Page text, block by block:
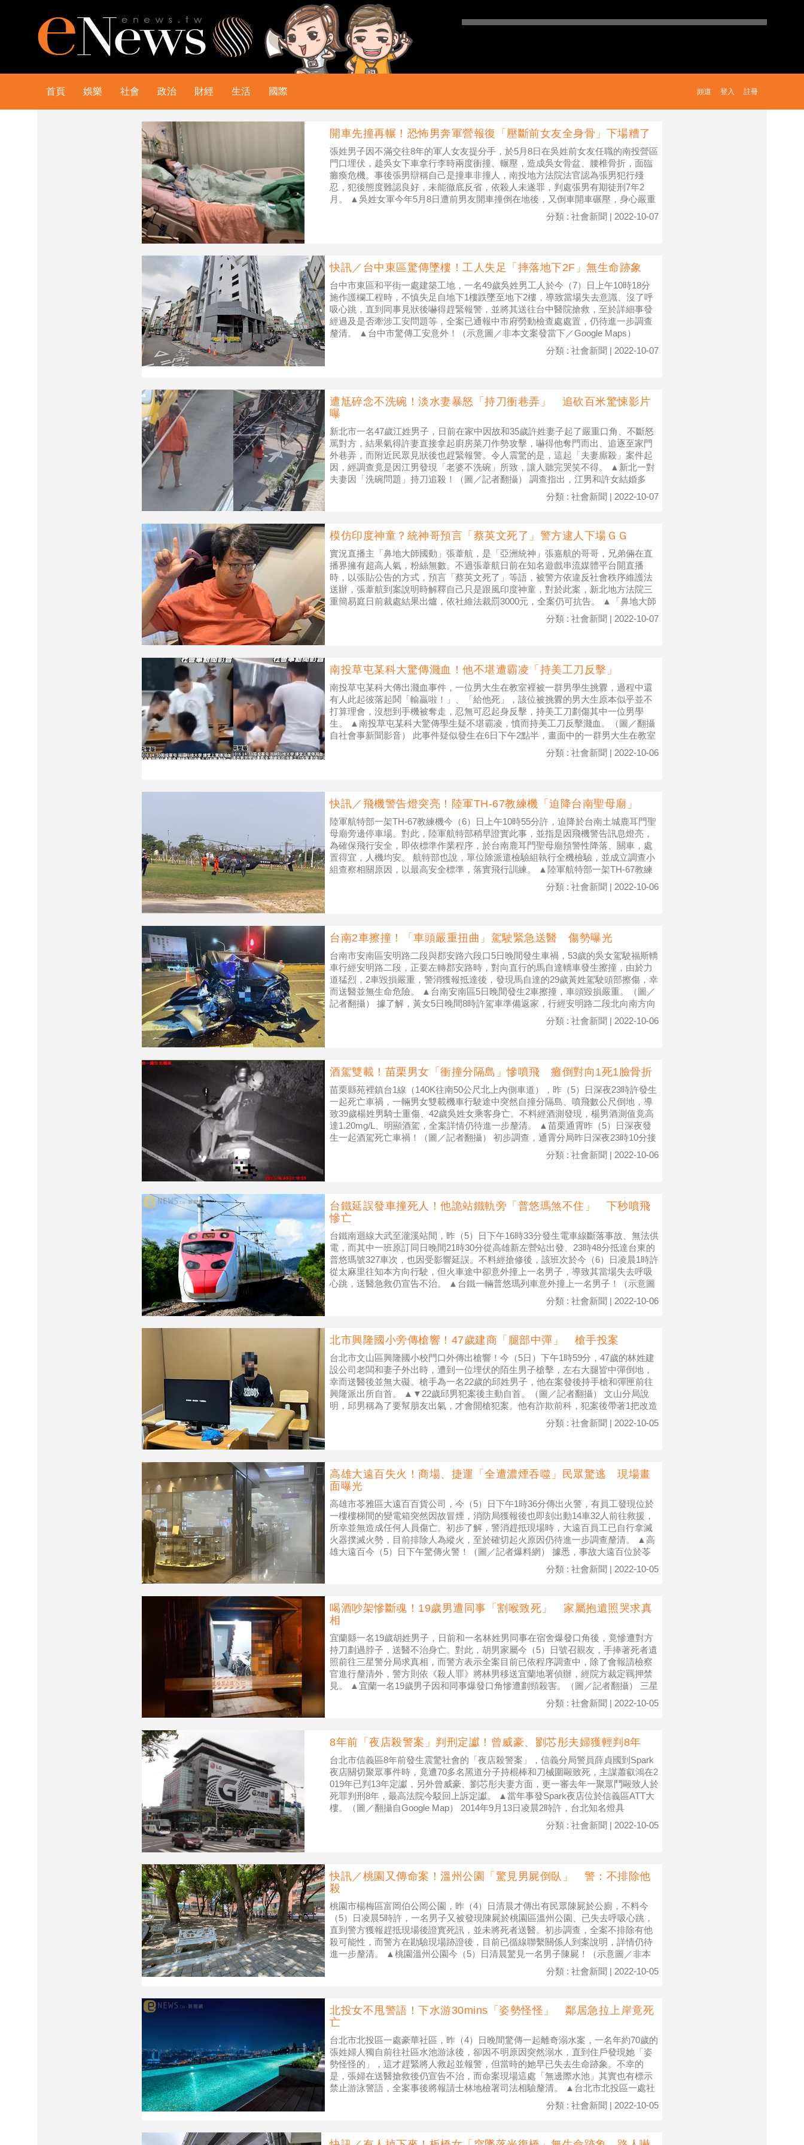
首頁 娛樂 社會 政治 財經 生活 國際 註冊
登入
頻道
開車先撞再輾！恐怖男奔軍營報復「壓斷前女友全身骨」下場糟了
張姓男子因不滿交往8年的軍人女友提分手，於5月8日在吳姓前女友任職的南投營區
門口埋伏，趁吳女下車拿行李時兩度衝撞、輾壓，造成吳女骨盆、腰椎骨折，面臨
癱瘓危機。事後張男辯稱自己是撞車非撞人，南投地方法院法官認為張男犯行殘
忍，犯後態度難認良好，未能徹底反省，依殺人未遂罪，判處張男有期徒刑7年2
月。 ▲吳姓女軍今年5月8日遭前男友開車撞倒在地後，又倒車開車碾壓，身心嚴重
分類 : 社會新聞 | 2022-10-07
快訊／台中東區驚傳墜樓！工人失足「摔落地下2F」無生命跡象
台中市東區和平街一處建築工地，一名49歲吳姓男工人於今（7）日上午10時18分
施作護欄工程時，不慎失足自地下1樓跌墜至地下2樓，導致當場失去意識、沒了呼
吸心跳，直到同事見狀後嚇得趕緊報警，並將其送往台中醫院搶救，至於詳細事發
經過及是否牽涉工安問題等，全案已通報中市府勞動檢查處處置，仍待進一步調查
釐清。 ▲台中市驚傳工安意外！（示意圖／非本文案發當下／Google Maps）
分類 : 社會新聞 | 2022-10-07
遭尪碎念不洗碗！淡水妻暴怒「持刀衝巷弄」 追砍百米驚悚影片
曝
新北市一名47歲江姓男子，日前在家中因故和35歲許姓妻子起了嚴重口角、不斷怒
罵對方，結果氣得許妻直接拿起廚房菜刀作勢攻擊，嚇得他奪門而出、追逐至家門
外巷弄，而附近民眾見狀後也趕緊報警。令人震驚的是，這起「夫妻廝殺」案件起
因，經調查竟是因江男發現「老婆不洗碗」所致，讓人聽完哭笑不得。 ▲新北一對
夫妻因「洗碗問題」持刀追殺！（圖／記者翻攝） 調查指出，江男和許女結婚多
分類 : 社會新聞 | 2022-10-07
模仿印度神童？統神哥預言「蔡英文死了」警方逮人下場ＧＧ
實況直播主「鼻地大師國動」張葦航，是「亞洲統神」張嘉航的哥哥，兄弟倆在直
播界擁有超高人氣，粉絲無數。不過張葦航日前在知名遊戲串流媒體平台開直播
時，以張貼公告的方式，預言「蔡英文死了」等語，被警方依違反社會秩序維護法
送辦，張葦航到案說明時解釋自己只是跟風印度神童，對於此案，新北地方法院三
重簡易庭日前裁處結果出爐，依社維法裁罰3000元，全案仍可抗告。 ▲「鼻地大師
分類 : 社會新聞 | 2022-10-07
南投草屯某科大驚傳濺血！他不堪遭霸凌「持美工刀反擊」
南投草屯某科大傳出濺血事件，一位男大生在教室裡被一群男學生挑釁，過程中還
有人此起彼落起鬨「輸贏啦！」、「給他死」，該位被挑釁的男大生原本似乎並不
打算理會，沒想到手機被奪走，忍無可忍起身反擊，持美工刀劃傷其中一位男學
生。 ▲南投草屯某科大驚傳學生疑不堪霸凌，憤而持美工刀反擊濺血。（圖／翻攝
自社會事新聞影音） 此事件疑似發生在6日下午2點半，畫面中的一群男大生在教室
分類 : 社會新聞 | 2022-10-06
快訊／飛機警告燈突亮！陸軍TH-67教練機「迫降台南聖母廟」
陸軍航特部一架TH-67教練機今（6）日上午10時55分許，迫降於台南土城鹿耳門聖
母廟旁邊停車場。對此，陸軍航特部稍早證實此事，並指是因飛機警告訊息燈亮，
為確保飛行安全，即依標準作業程序，於台南鹿耳門聖母廟預警性降落、關車，處
置得宜，人機均安。 航特部也說，單位除派遣檢驗組執行全機檢驗，並成立調查小
組查察相關原因，以最高安全標準，落實飛行訓練。 ▲陸軍航特部一架TH-67教練
分類 : 社會新聞 | 2022-10-06
台南2車擦撞！「車頭嚴重扭曲」駕駛緊急送醫 傷勢曝光
台南市安南區安明路二段與郡安路六段口5日晚間發生車禍，53歲的吳女駕駛福斯轎
車行經安明路二段，正要左轉郡安路時，對向直行的馬自達轎車發生擦撞，由於力
道猛烈，2車毀損嚴重，警消獲報抵達後，發現馬自達的29歲黃姓駕駛頭部擦傷，幸
而送醫並無生命危險。 ▲台南安南區5日晚間發生2車擦撞，車頭毀損嚴重。（圖／
記者翻攝） 據了解，黃女5日晚間8時許駕車準備返家，行經安明路二段北向南方向
分類 : 社會新聞 | 2022-10-06
酒駕雙載！苗栗男女「衝撞分隔島」慘噴飛 癱倒對向1死1臉骨折
苗栗縣苑裡鎮台1線（140K往南50公尺北上內側車道），昨（5）日深夜23時許發生
一起死亡車禍，一輛男女雙載機車行駛途中突然自撞分隔島、噴飛數公尺倒地，導
致39歲楊姓男騎士重傷、42歲吳姓女乘客身亡。不料經酒測發現，楊男酒測值竟高
達1.20mg/L、明顯酒駕，全案詳情仍待進一步釐清。 ▲苗栗通霄昨（5）日深夜發
生一起酒駕死亡車禍！（圖／記者翻攝） 初步調查，通霄分局昨日深夜23時10分接
分類 : 社會新聞 | 2022-10-06
台鐵延誤發車撞死人！他詭站鐵軌旁「普悠瑪煞不住」 下秒噴飛
慘亡
台鐵南迴線大武至瀧溪站間，昨（5）日下午16時33分發生電車線斷落事故、無法供
電，而其中一班原訂同日晚間21時30分從高雄新左營站出發、23時48分抵達台東的
普悠瑪號327車次，也因受影響延誤。不料經搶修後，該班次於今（6）日凌晨1時許
從太麻里往知本方向行駛，但火車途中卻意外撞上一名男子，導致其當場失去呼吸
心跳，送醫急救仍宣告不治。 ▲台鐵一輛普悠瑪列車意外撞上一名男子！（示意圖
分類 : 社會新聞 | 2022-10-06
北市興隆國小旁傳槍響！47歲建商「腿部中彈」 槍手投案
台北市文山區興隆國小校門口外傳出槍響！今（5日）下午1時59分，47歲的林姓建
設公司老闆和妻子外出時，遭到一位埋伏的陌生男子槍擊，左右大腿皆中彈倒地，
幸而送醫後並無大礙。槍手為一名22歲的邱姓男子，他在案發後持手槍和彈匣前往
興隆派出所自首。 ▲▼22歲邱男犯案後主動自首。（圖／記者翻攝） 文山分局說
明，邱男稱為了要幫朋友出氣，才會開槍犯案。他有詐欺前科，犯案後帶著1把改造
分類 : 社會新聞 | 2022-10-05
高雄大遠百失火！商場、捷運「全遭濃煙吞噬」民眾驚逃 現場畫
面曝光
高雄市苓雅區大遠百百貨公司，今（5）日下午1時36分傳出火警，有員工發現位於
一樓樓梯間的變電箱突然因故冒煙，消防局獲報後也即刻出動14車32人前往救援，
所幸並無造成任何人員傷亡。初步了解，警消趕抵現場時，大遠百員工已自行拿滅
火器撲滅火勢，目前排除人為縱火，至於確切起火原因仍待進一步調查釐清。 ▲高
雄大遠百今（5）日下午驚傳火警！（圖／記者爆料網） 據悉，事故大遠百位於苓
分類 : 社會新聞 | 2022-10-05
喝酒吵架慘斷魂！19歲男遭同事「割喉致死」 家屬抱遺照哭求真
相
宜蘭縣一名19歲胡姓男子，日前和一名林姓男同事在宿舍爆發口角後，竟慘遭對方
持刀劃過脖子，送醫不治身亡。對此，胡男家屬今（5）日號召親友，手捧著死者遺
照前往三星警分局求真相，而警方表示全案目前已依程序調查中，除了會報請檢察
官進行釐清外，警方則依《殺人罪》將林男移送宜蘭地署偵辦，經院方裁定羈押禁
見。 ▲宜蘭一名19歲男子因和同事爆發口角慘遭劃頸殺害。（圖／記者翻攝） 三星
分類 : 社會新聞 | 2022-10-05
8年前「夜店殺警案」判刑定讞！曾威豪、劉芯彤夫婦獲輕判8年
台北市信義區8年前發生震驚社會的「夜店殺警案」，信義分局警員薛貞國到Spark
夜店關切聚眾事件時，竟遭70多名黑道分子持棍棒和刀械圍毆致死，主謀蕭叡鴻在2
019年已判13年定讞，另外曾威豪、劉芯彤夫妻方面，更一審去年一聚眾鬥毆致人於
死罪判刑8年，最高法院今駁回上訴定讞。 ▲當年事發Spark夜店位於信義區ATT大
樓。（圖／翻攝自Google Map） 2014年9月13日凌晨2時許，台北知名燈具
分類 : 社會新聞 | 2022-10-05
快訊／桃園又傳命案！溫州公園「驚見男屍倒臥」 警：不排除他
殺
桃園市楊梅區富岡伯公岡公園，昨（4）日清晨才傳出有民眾陳屍於公廁，不料今
（5）日凌晨5時許，一名男子又被發現陳屍於桃園區溫州公園、已失去呼吸心跳，
直到警方獲報趕抵現場後證實死訊，並未將死者送醫。初步調查，全案不排除有他
殺可能性，而警方在勘驗現場跡證後，目前已循線聯繫關係人到案說明，詳情仍待
進一步釐清。 ▲桃園溫州公園今（5）日清晨驚見一名男子陳屍！（示意圖／非本
分類 : 社會新聞 | 2022-10-05
北投女不甩警語！下水游30mins「姿勢怪怪」 鄰居急拉上岸竟死
亡
台北市北投區一處豪華社區，昨（4）日晚間驚傳一起離奇溺水案，一名年約70歲的
張姓婦人獨自前往社區水池游泳後，卻因不明原因突然溺水，直到住戶發現她「姿
勢怪怪的」，這才趕緊將人救起並報警，但當時的她早已失去生命跡象。不幸的
是，張婦在送醫搶救後仍宣告不治，而命案現場這處「無邊際水池」其實也有標示
禁止游泳警語，全案事後將報請士林地檢署司法相驗釐清。 ▲台北市北投區一處社
分類 : 社會新聞 | 2022-10-05